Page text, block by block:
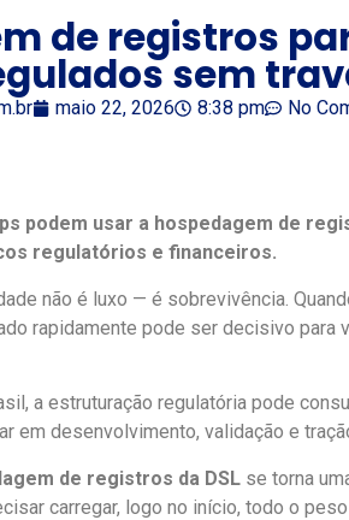
de registros
sem
maio 22, 2026 8:38 pm No
podem usar a hospedagem de
regulatórios e financeiros.
não é luxo — é sobrevivência.
rapidamente pode ser decisivo
a estruturação regulatória pode
em desenvolvimento, validação e
de registros da DSL se torna
carregar, logo no início, todo o